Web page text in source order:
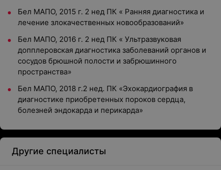
Бел МАПО, 2015 г. 2 нед ПК « Ранняя диагностика и
лечение злокачественных новообразований»
Бел МАПО, 2016 г. 2 нед ПК « Ультразвуковая
допплеровская диагностика заболеваний органов и
сосудов брюшной полости и забрюшинного
пространства»
Бел МАПО, 2018 г.2 нед. ПК «Эхокардиография в
диагностике приобретенных пороков сердца,
болезней эндокарда и перикарда»
Другие специалисты